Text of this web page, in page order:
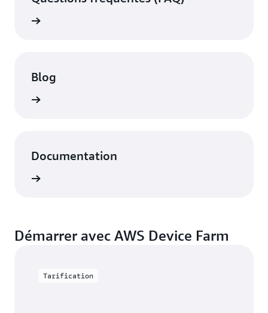
Blog
Documentation
Démarrer avec AWS Device Farm
Tarification